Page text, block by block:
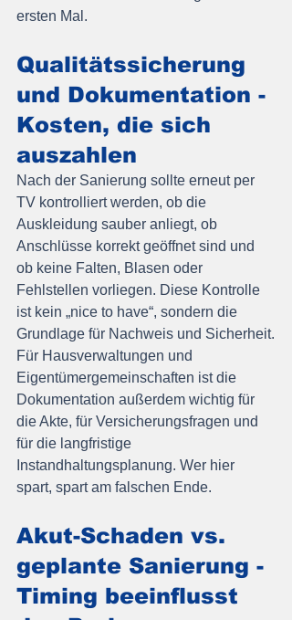
ersten Mal.
Qualitätssicherung
und Dokumentation -
Kosten, die sich
auszahlen
Nach der Sanierung sollte erneut per
TV kontrolliert werden, ob die
Auskleidung sauber anliegt, ob
Anschlüsse korrekt geöffnet sind und
ob keine Falten, Blasen oder
Fehlstellen vorliegen. Diese Kontrolle
ist kein „nice to have“, sondern die
Grundlage für Nachweis und Sicherheit.
Für Hausverwaltungen und
Eigentümergemeinschaften ist die
Dokumentation außerdem wichtig für
die Akte, für Versicherungsfragen und
für die langfristige
Instandhaltungsplanung. Wer hier
spart, spart am falschen Ende.
Akut-Schaden vs.
geplante Sanierung -
Timing beeinflusst